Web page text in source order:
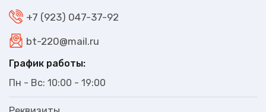
+7 (923) 047-37-92
bt-220@mail.ru
График работы:
Пн - Вс: 10:00 - 19:00